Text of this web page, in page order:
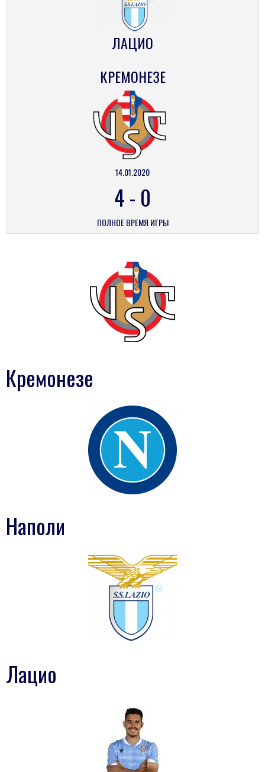
ЛАЦИО
КРЕМОНЕЗЕ
14.01.2020
4- 0
ПОЛНОЕ ВРЕМЯ ИГРЫ
Кремонезе
Наполи
Лацио